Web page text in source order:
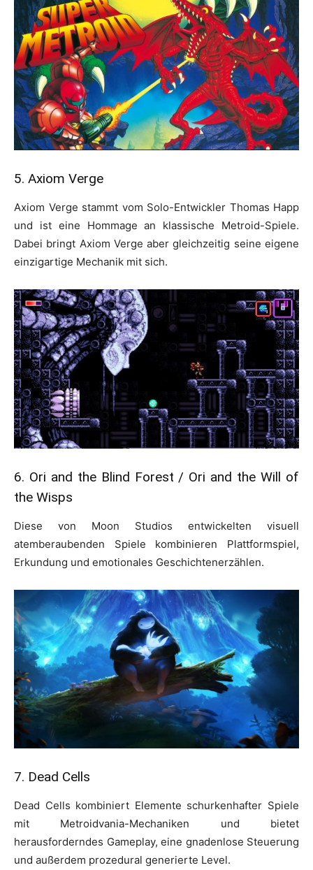
5. Axiom Verge
Axiom Verge stammt vom Solo-Entwickler Thomas Happ
und ist eine Hommage an klassische Metroid-Spiele.
Dabei bringt Axiom Verge aber gleichzeitig seine eigene
einzigartige Mechanik mit sich.
6. Ori and the Blind Forest / Ori and the Will of
the Wisps
Diese von Moon Studios entwickelten visuell
atemberaubenden Spiele kombinieren Plattformspiel,
Erkundung und emotionales Geschichtenerzählen.
7. Dead Cells
Dead Cells kombiniert Elemente schurkenhafter Spiele
mit Metroidvania-Mechaniken und bietet
herausforderndes Gameplay, eine gnadenlose Steuerung
und außerdem prozedural generierte Level.